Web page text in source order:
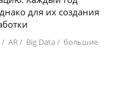
для их создания
/ AR/ Big Data / большие